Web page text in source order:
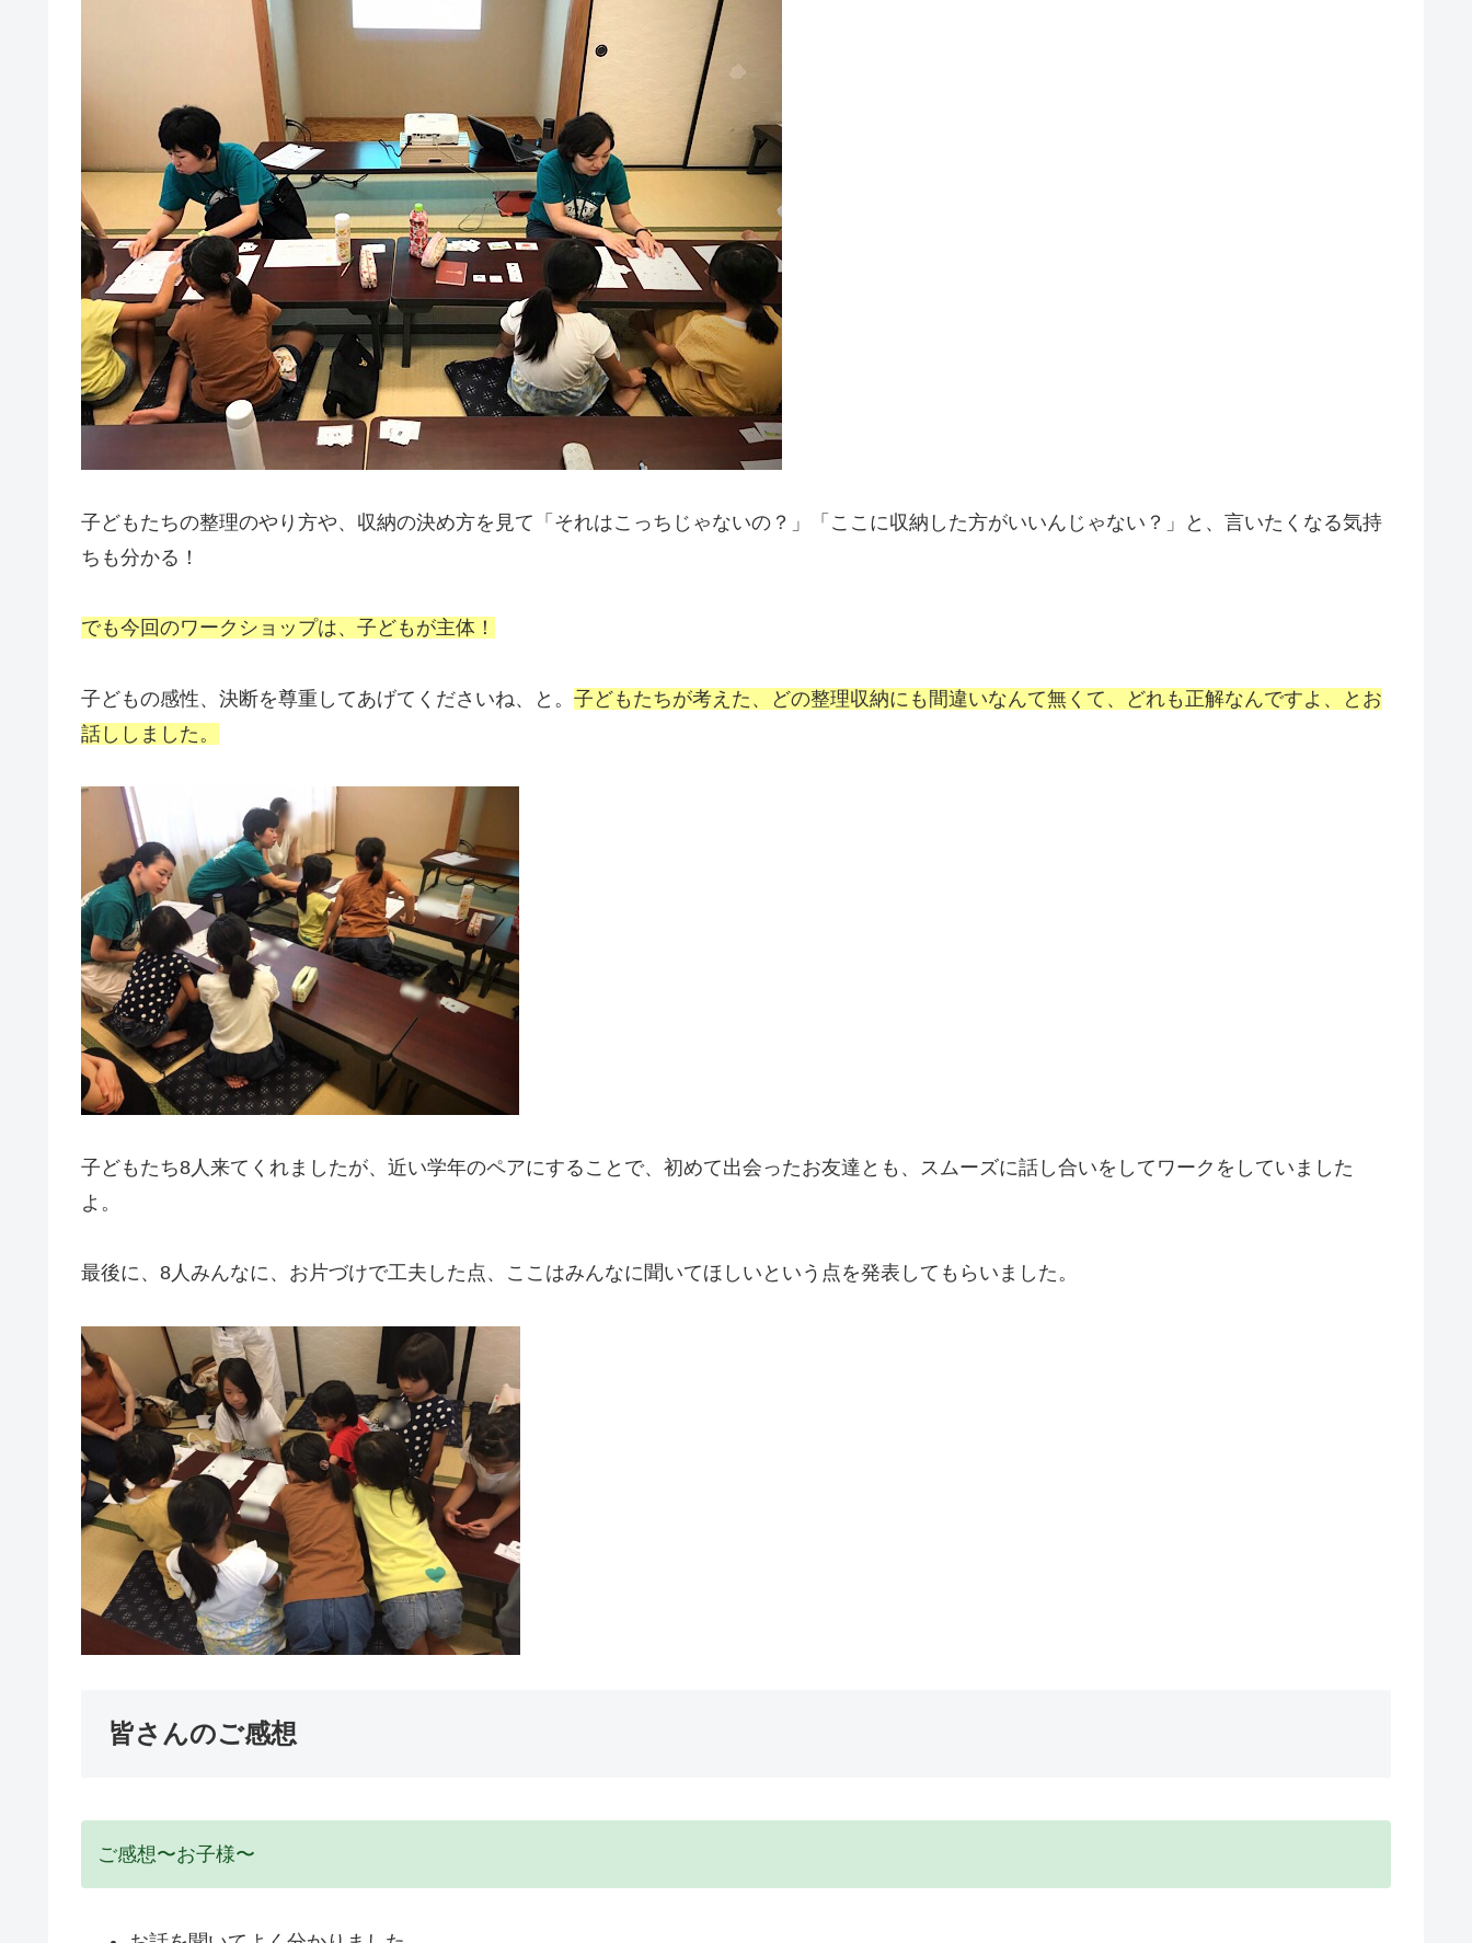
子どもたちの整理のやり方や、収納の決め方を見て「それはこっちじゃないの？」「ここに収納した方がいいんじゃない？」と、言いたくなる気持
ちも分かる！
でも今回のワークショップは、子どもが主体！
子どもの感性、決断を尊重してあげてくださいね、と。 子どもたちが考えた、どの整理収納にも間違いなんて無くて、どれも正解なんですよ、とお
話ししました。
子どもたち8人来てくれましたが、近い学年のペアにすることで、初めて出会ったお友達とも、スムーズに話し合いをしてワークをしていました
よ。
最後に、8人みんなに、お片づけで工夫した点、ここはみんなに聞いてほしいという点を発表してもらいました。
皆さんのご感想
ご感想〜お子様〜